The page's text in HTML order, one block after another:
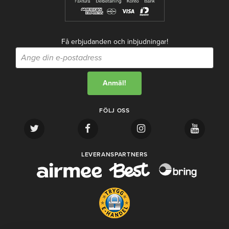
Få erbjudanden och inbjudningar!
FÖLJ OSS
LEVERANSPARTNERS